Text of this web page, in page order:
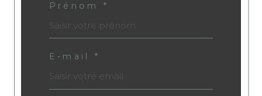
Prénom *
E-mail *